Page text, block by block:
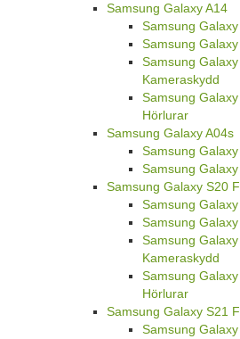
Samsung Galaxy A14
Samsung
Samsung
Samsung
Kameraskydd
Samsung
Hörlurar
Samsung Galaxy A04s
Samsung
Samsung
Samsung Galaxy S20
Samsung
Samsung
Samsung
Kameraskydd
Samsung
Hörlurar
Samsung Galaxy S21
Samsung